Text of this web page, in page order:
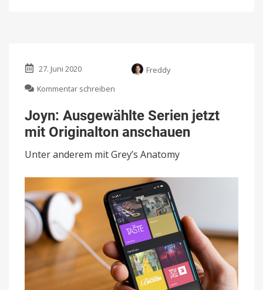
27. Juni 2020
Freddy
Kommentar schreiben
Ausgewählte
Serien
jetzt
Originalton
Joyn: Ausgewählte Serien jetzt
mit Originalton anschauen
Unter anderem mit Grey’s Anatomy